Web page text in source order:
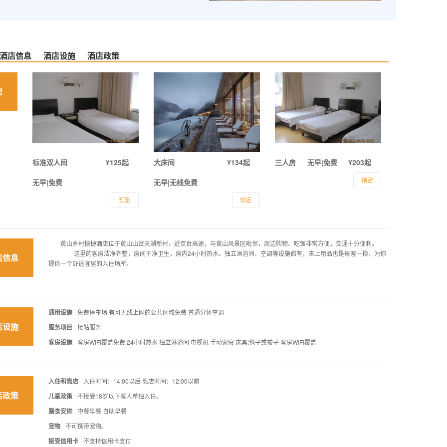
酒店信息 酒店设施 酒店政策
标准双人间
¥125起
无早|免费
预定
大床间
¥134起
无早|无线免费
预定
三人房 ¥203起
无早|免费
预定
信息
黄山乡村快捷酒店位于黄山山岔天湖新村，近京台高速，与黄山风景区毗邻，周边购物、吃饭非常方便，交通十分便利。
这里的客房洁净齐整，房间干净卫生，房内24小时热水、独立淋浴间、空调等设施都有，床上用品也是每客一换，为你
提供一个舒适宜居的入住场所。
设施
通用设施 免费停车场 有可无线上网的公共区域免费 普通分体空调
服务项目 接站服务
客房设施 客房WIFI覆盖免费 24小时热水 独立淋浴间 电视机 手动窗帘 床具:毯子或被子 客房WIFI覆盖
政策
入住和离店 入住时间：14:00以后 离店时间：12:00以前
儿童政策 不接受18岁以下客人单独入住。
膳食安排 中餐早餐 自助早餐
宠物 不可携带宠物。
接受信用卡 不支持信用卡支付